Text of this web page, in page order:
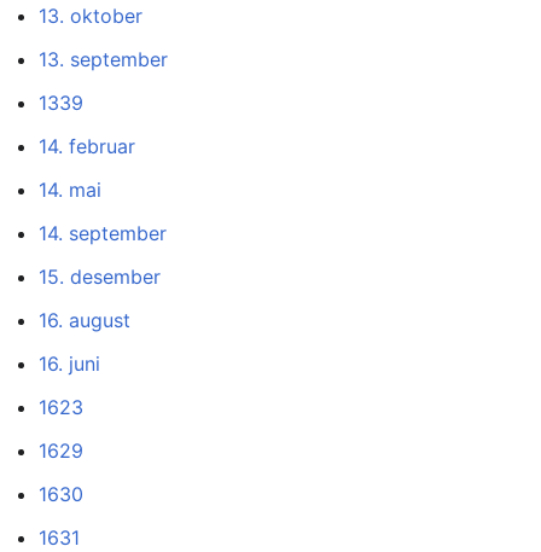
13. oktober
13. september
1339
14. februar
14. mai
14. september
15. desember
16. august
16. juni
1623
1629
1630
1631